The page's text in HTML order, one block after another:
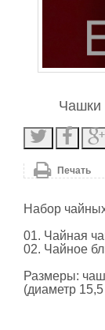
Чашки
Печать
Набор
01. Чайная
02. Чайное
Размеры:
(диаметр